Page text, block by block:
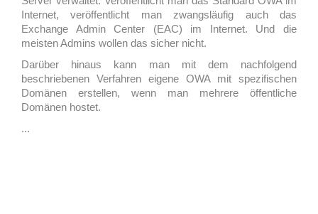
Internet, veröffentlicht man zwangsläufig auch das
Exchange Admin Center (EAC) im Internet. Und die
meisten Admins wollen das sicher nicht.
Darüber hinaus kann man mit dem nachfolgend
beschriebenen Verfahren eigene OWA mit spezifischen
Domänen erstellen, wenn man mehrere öffentliche
Domänen hostet.
...